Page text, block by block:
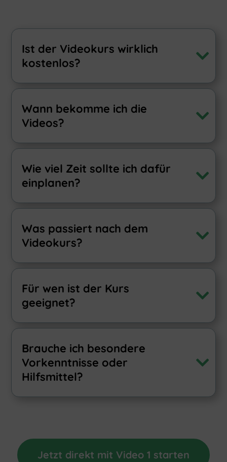
Ist der Videokurs wirklich
kostenlos?
Wann bekomme ich die
Videos?
Wie viel Zeit sollte ich dafür
einplanen?
Was passiert nach dem
Videokurs?
Für wen ist der Kurs
geeignet?
Brauche ich besondere
Vorkenntnisse oder
Hilfsmittel?
Jetzt direkt mit Video 1 starten